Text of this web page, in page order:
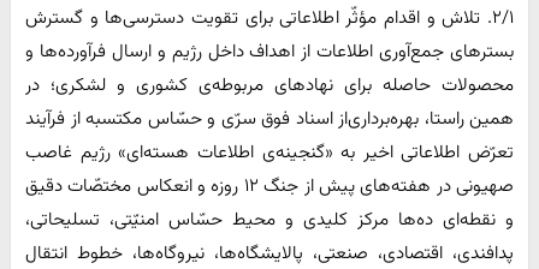
۲/۱. تلاش و اقدام مؤثّر اطلاعاتی برای تقویت دسترسی‌ها و گسترش
بسترهای جمع‌آوری اطلاعات از اهداف داخل رژیم و ارسال فرآورده‌ها و
محصولات حاصله برای نهادهای مربوطه‌ی کشوری و لشکری؛ در
همین راستا، بهره‌برداری‌از اسناد فوق سرّی و حسّاس مکتسبه از فرآیند
تعرّض اطلاعاتی اخیر به «گنجینه‌ی اطلاعات هسته‌ای» رژیم غاصب
صهیونی در هفته‌های پیش از جنگ ۱۲ روزه و انعکاس مختصّات دقیق
و نقطه‌ای ده‌ها مرکز کلیدی و محیط حسّاس امنیّتی، تسلیحاتی،
پدافندی، اقتصادی، صنعتی، پالایشگاه‌ها، نیروگاه‌ها، خطوط انتقال